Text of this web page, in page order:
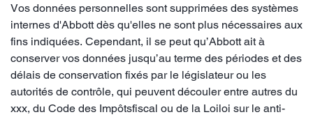
Vos données personnelles sont supprimées des systèmes
internes d'Abbott dès qu'elles ne sont plus nécessaires aux
fins indiquées. Cependant, il se peut qu’Abbott ait à
conserver vos données jusqu’au terme des périodes et des
délais de conservation fixés par le législateur ou les
autorités de contrôle, qui peuvent découler entre autres du
xxx, du Code des Impôtsfiscal ou de la Loiloi sur le anti-